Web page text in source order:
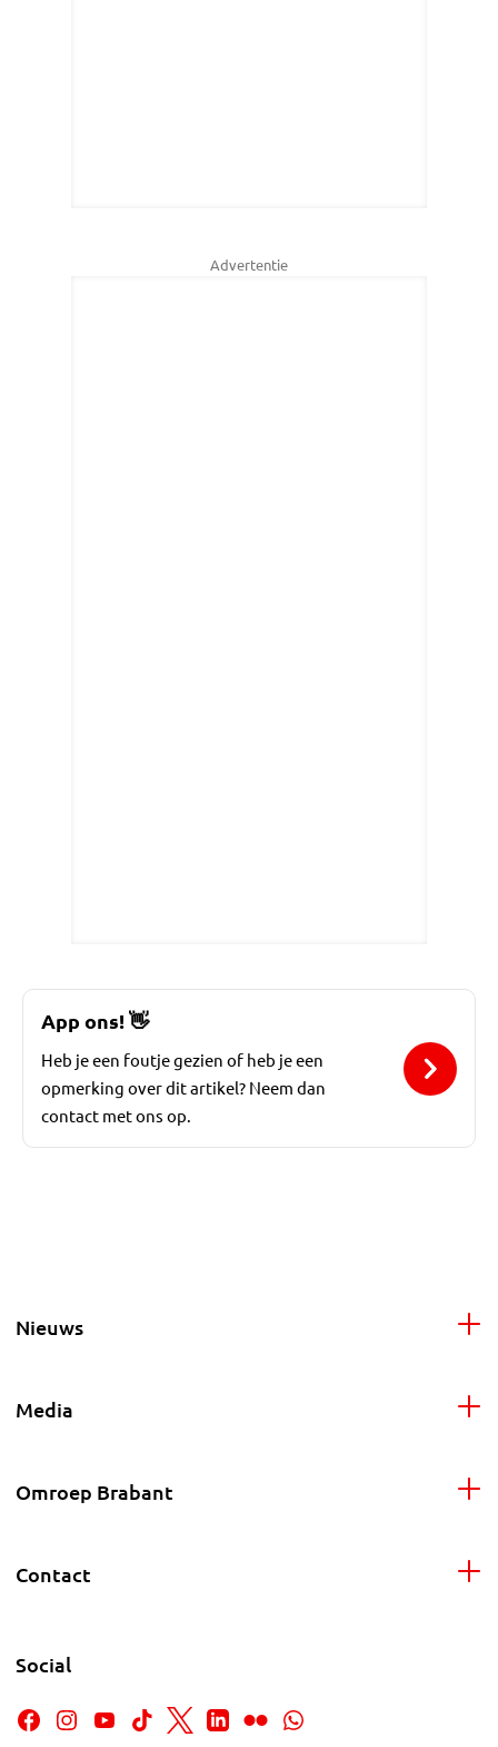
Advertentie
App ons!👋
Heb je een foutje gezien of heb je een
opmerking over dit artikel? Neem dan
contact met ons op.
Nieuws
Media
Omroep Brabant
Contact
Social